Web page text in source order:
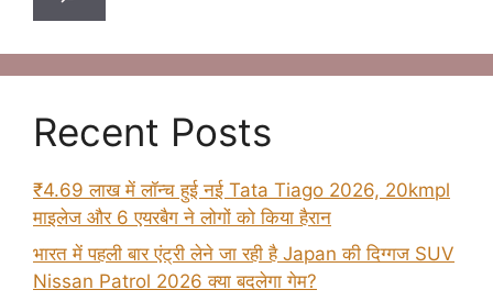
Recent Posts
₹4.69 लाख में लॉन्च हुई नई Tata Tiago 2026, 20kmpl
माइलेज और 6 एयरबैग ने लोगों को किया हैरान
भारत में पहली बार एंट्री लेने जा रही है Japan की दिग्गज SUV
Nissan Patrol 2026 क्या बदलेगा गेम?